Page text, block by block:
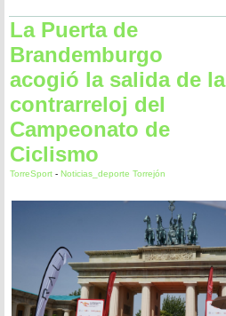
La Puerta de
Brandemburgo
acogió la salida de la
contrarreloj del
Campeonato de
Ciclismo
TorreSport - Noticias_deporte Torrejón